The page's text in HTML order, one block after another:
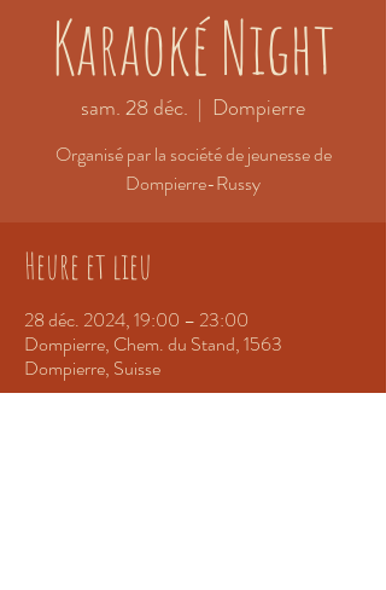
Karaoké Night
sam. 28 déc.
  |
Dompierre
Organisé par la société de jeunesse de
Dompierre-Russy
Heure et lieu
28 déc. 2024, 19:00 – 23:00
Dompierre, Chem. du Stand, 1563
Dompierre, Suisse